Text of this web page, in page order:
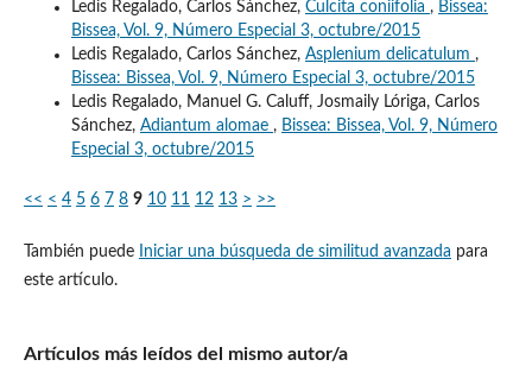
Ledis Regalado, Carlos Sánchez, Culcita coniifolia , Bissea:
Bissea, Vol. 9, Número Especial 3, octubre/2015
Ledis Regalado, Carlos Sánchez, Asplenium delicatulum ,
Bissea: Bissea, Vol. 9, Número Especial 3, octubre/2015
Ledis Regalado, Manuel G. Caluff, Josmaily Lóriga, Carlos
Sánchez, Adiantum alomae , Bissea: Bissea, Vol. 9, Número
Especial 3, octubre/2015
<< < 4 5 6 7 8 9 10 11 12 13 > >>
También puede Iniciar una búsqueda de similitud avanzada para
este artículo.
Artículos más leídos del mismo autor/a